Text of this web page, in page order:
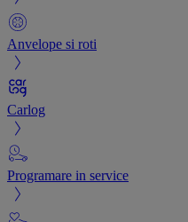
Anvelope si roti
Carlog
Programare in service